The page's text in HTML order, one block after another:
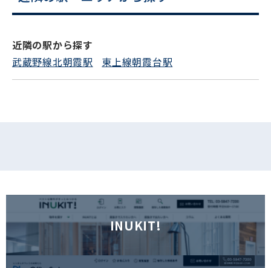
近隣の駅から探す
武蔵野線北朝霞駅
東上線朝霞台駅
INUKIT!